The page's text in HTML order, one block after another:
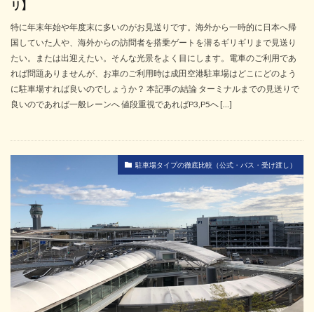
リ】
特に年末年始や年度末に多いのがお見送りです。海外から一時的に日本へ帰
国していた人や、海外からの訪問者を搭乗ゲートを潜るギリギリまで見送り
たい。または出迎えたい。そんな光景をよく目にします。電車のご利用であ
れば問題ありませんが、お車のご利用時は成田空港駐車場はどこにどのよう
に駐車場すれば良いのでしょうか？ 本記事の結論 ターミナルまでの見送りで
良いのであれば一般レーンへ 値段重視であればP3,P5へ […]
駐車場タイプの徹底比較（公式・バス・受け渡し）